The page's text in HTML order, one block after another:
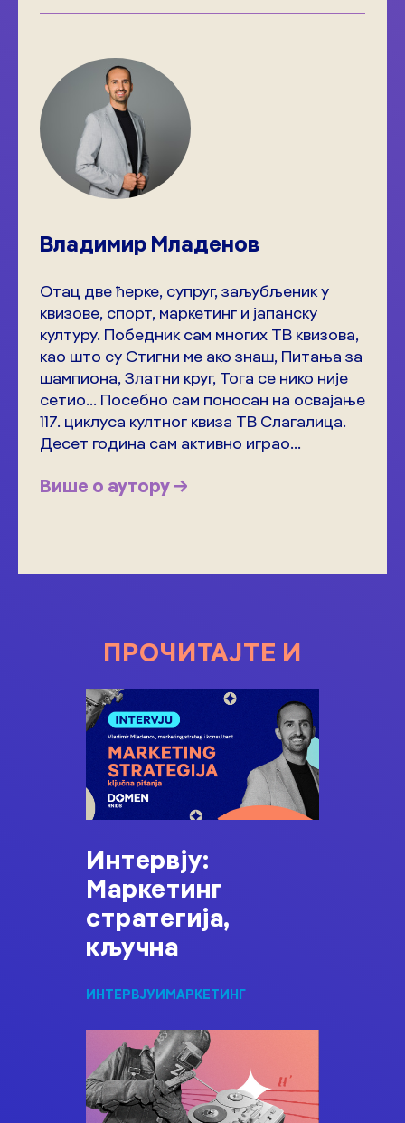
Владимир Младенов
Отац две ћерке, супруг, заљубљеник у
квизове, спорт, маркетинг и јапанску
културу. Победник сам многих ТВ квизова,
као што су Стигни ме ако знаш, Питања за
шампиона, Златни круг, Тога се нико није
сетио… Посебно сам поносан на освајање
117. циклуса култног квиза ТВ Слагалица.
Десет година сам активно играо...
Више о аутору →
ПРОЧИТАЈТЕ И
Интервју:
Маркетинг
стратегија,
кључна
ИНТЕРВЈУИМАРКЕТИНГ